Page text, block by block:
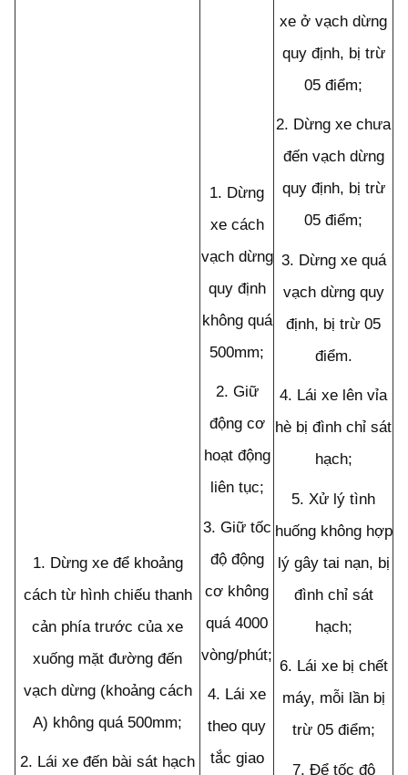
1. Dừng xe để khoảng
cách từ hình chiếu thanh
cản phía trước của xe
xuống mặt đường đến
vạch dừng (khoảng cách
A) không quá 500mm;
2. Lái xe đến bài sát hạch
1. Dừng
xe cách
vạch dừng
quy định
không quá
500mm;
2. Giữ
động cơ
hoạt động
liên tục;
3. Giữ tốc
độ động
cơ không
quá 4000
vòng/phút;
4. Lái xe
theo quy
tắc giao
xe ở vạch dừng
quy định, bị trừ
05 điểm;
2. Dừng xe chưa
đến vạch dừng
quy định, bị trừ
05 điểm;
3. Dừng xe quá
vạch dừng quy
định, bị trừ 05
điểm.
4. Lái xe lên vỉa
hè bị đình chỉ sát
hạch;
5. Xử lý tình
huống không hợp
lý gây tai nạn, bị
đình chỉ sát
hạch;
6. Lái xe bị chết
máy, mỗi lần bị
trừ 05 điểm;
7. Để tốc độ